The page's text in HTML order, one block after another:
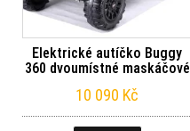
Elektrické autíčko Buggy
360 dvoumístné maskáčové
10 090 Kč